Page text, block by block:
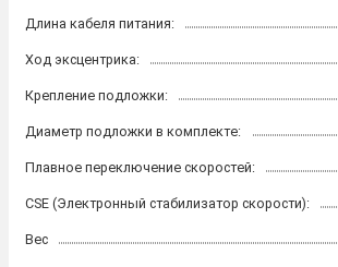
Длина кабеля питания:
Ход эксцентрика:
Крепление подложки:
Диаметр подложки в комплекте:
Плавное переключение скоростей:
CSE (Электронный стабилизатор скорости):
Вес